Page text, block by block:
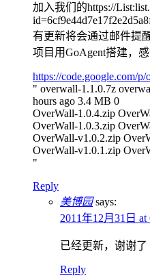
加入我们的https://
有更新将会通过邮件提醒
项目用GoAgent搭建，
https://code.google.com/
" overwall-1.1.0.7z
hours ago 3.4 MB 0
OverWall-1.0.4.zip
OverWall-1.0.3.zip
OverWall-v1.0.2.zip
OverWall-v1.0.1.zip
"
Reply
美博园 says:
2011年12月31日 at
已经更新，谢谢了
Reply